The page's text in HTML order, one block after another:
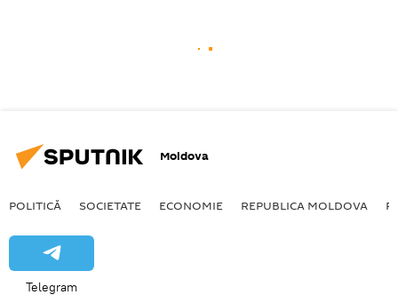
Moldova
POLITICĂ SOCIETATE ECONOMIE REPUBLICA MOLDOVA
Telegram